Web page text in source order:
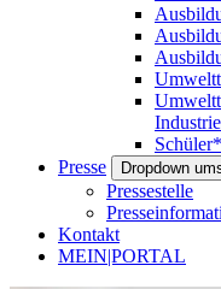
Presse
Dropdown
Pressestelle
Kontakt
MEIN|PORTAL